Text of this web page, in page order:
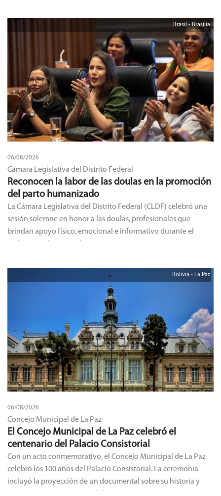
06/08/2026
Cámara Legislativa del Distrito Federal
Brasil - Brasilia
Reconocen la labor de las doulas en la promoción
del parto humanizado
La Cámara Legislativa del Distrito Federal (CLDF) celebró una
sesión solemne en honor a las doulas, profesionales que
brindan apoyo físico, emocional e informativo durante el
06/08/2026
Concejo Municipal de La Paz
Bolivia - La Paz
El Concejo Municipal de La Paz celebró el
centenario del Palacio Consistorial
Con un acto conmemorativo, el Concejo Municipal de La Paz
celebró los 100 años del Palacio Consistorial. La ceremonia
incluyó la proyección de un documental sobre su historia y